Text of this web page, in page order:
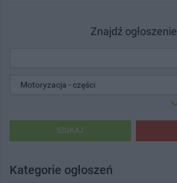
Znajdź ogłoszenie
SZUKAJ
Kategorie ogłoszeń